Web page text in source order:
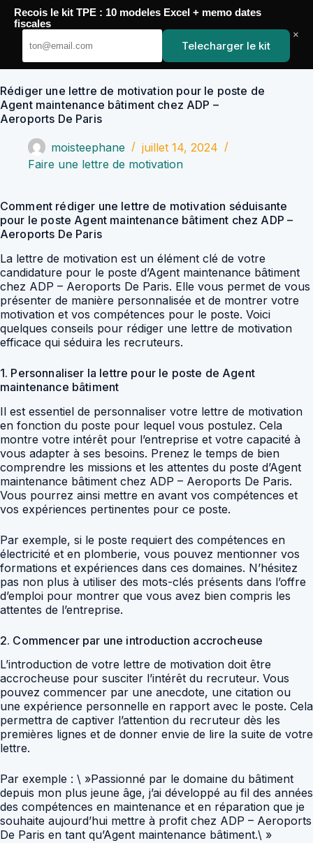
Passer
contenu
YoupiJobs
Rédiger une lettre de motivation pour le poste de
Agent maintenance bâtiment chez ADP –
Aeroports De Paris
moisteephane
juillet 14, 2024
Faire une lettre de motivation
Comment rédiger une lettre de motivation séduisante
pour le poste Agent maintenance bâtiment chez ADP –
Aeroports De Paris
La lettre de motivation est un élément clé de votre
candidature pour le poste d’Agent maintenance bâtiment
chez ADP – Aeroports De Paris. Elle vous permet de vous
présenter de manière personnalisée et de montrer votre
motivation et vos compétences pour le poste. Voici
quelques conseils pour rédiger une lettre de motivation
efficace qui séduira les recruteurs.
1. Personnaliser la lettre pour le poste de Agent
maintenance bâtiment
Il est essentiel de personnaliser votre lettre de motivation
en fonction du poste pour lequel vous postulez. Cela
montre votre intérêt pour l’entreprise et votre capacité à
vous adapter à ses besoins. Prenez le temps de bien
comprendre les missions et les attentes du poste d’Agent
maintenance bâtiment chez ADP – Aeroports De Paris.
Vous pourrez ainsi mettre en avant vos compétences et
vos expériences pertinentes pour ce poste.
Par exemple, si le poste requiert des compétences en
électricité et en plomberie, vous pouvez mentionner vos
formations et expériences dans ces domaines. N’hésitez
pas non plus à utiliser des mots-clés présents dans l’offre
d’emploi pour montrer que vous avez bien compris les
attentes de l’entreprise.
2. Commencer par une introduction accrocheuse
L’introduction de votre lettre de motivation doit être
accrocheuse pour susciter l’intérêt du recruteur. Vous
pouvez commencer par une anecdote, une citation ou
une expérience personnelle en rapport avec le poste. Cela
permettra de captiver l’attention du recruteur dès les
premières lignes et de donner envie de lire la suite de votre
lettre.
Par exemple : \ »Passionné par le domaine du bâtiment
depuis mon plus jeune âge, j’ai développé au fil des années
des compétences en maintenance et en réparation que je
souhaite aujourd’hui mettre à profit chez ADP – Aeroports
De Paris en tant qu’Agent maintenance bâtiment.\ »
Recois le kit TPE : 10 modeles Excel + memo dates
fiscales
Telecharger le kit
×